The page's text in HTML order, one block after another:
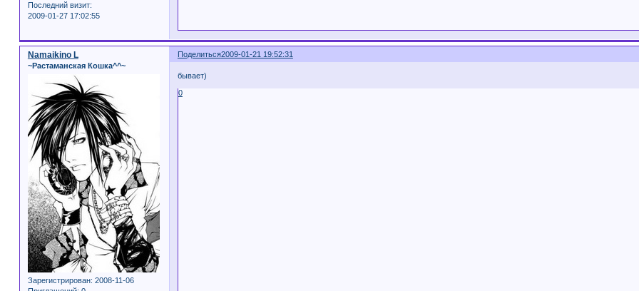
Последний визит:
2009-01-27 17:02:55
Поделиться2009-01-21 19:52:31
Namaikino L
~Растаманская Кошка^^~
Зарегистрирован: 2008-11-06
бывает)
0